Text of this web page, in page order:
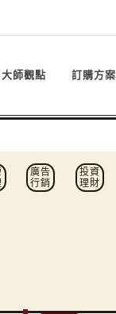
大師觀點 訂購方案
廣告
行銷
投資
理財